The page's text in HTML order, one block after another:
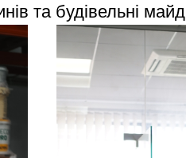
та будівельні